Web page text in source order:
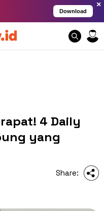
Download
×
4 Daily
yang
Share: